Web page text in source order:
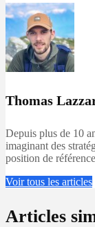
Thomas
Depuis plus de 10
imaginant des
position de
Voir tous les articles
Articles